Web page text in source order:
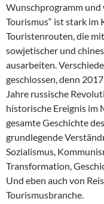
Wunschprogramm und
Tourismus“ ist stark im
Touristenrouten, die
sowjetischer und
ausarbeiten.
geschlossen, denn
Jahre russische
historische Ereignis im
gesamte Geschichte
grundlegende
Sozialismus,
Transformation,
Und eben auch von
Tourismusbranche.